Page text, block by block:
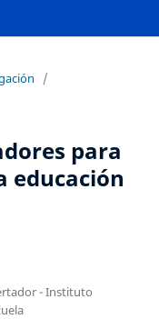
/
para
educación
- Instituto